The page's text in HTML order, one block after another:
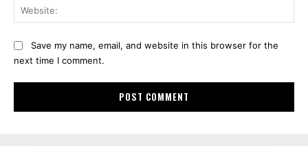
Save my name, email, and website in this browser for the
next time I comment.